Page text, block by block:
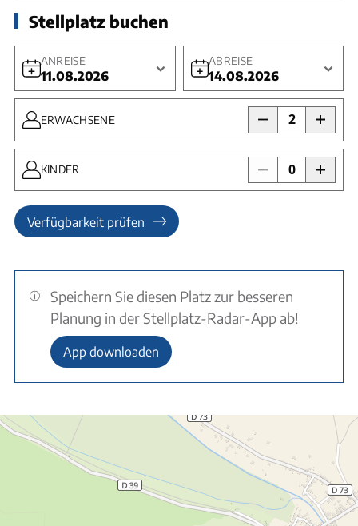
Stellplatz buchen
ANREISE
11.08.2026
ABREISE
14.08.2026
ERWACHSENE 2
KINDER 0
Verfügbarkeit prüfen
Speichern Sie diesen Platz zur besseren
Planung in der Stellplatz-Radar-App ab!
App downloaden